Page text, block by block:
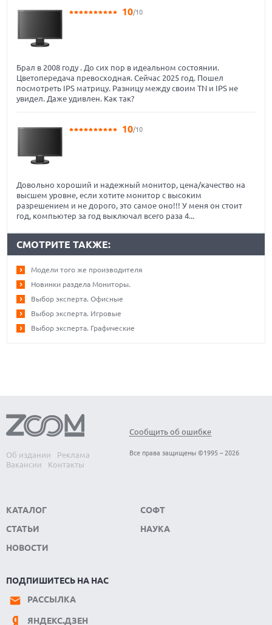
10/10
Брал в 2008 году . До сих пор в идеальном состоянии.
Цветопередача превосходная. Сейчас 2025 год. Пошел
посмотреть IPS матрицу. Разницу между своим TN и IPS не
увидел. Даже удивлен. Как так?
10/10
Довольно хороший и надежный монитор, цена/качество на
высшем уровне, если хотите монитор с высоким
разрешением и не дорого, это самое оно!!! У меня он стоит
год, компьютер за год выключал всего раза 4...
СМОТРИТЕ ТАКЖЕ:
Модели того же производителя
Новинки раздела Мониторы.
Выбор эксперта. Офисные
Выбор эксперта. Игровые
Выбор эксперта. Графические
Об издании
Реклама
Вакансии
Контакты
Сообщить об ошибке
Все права защищены ©1995 – 2026
КАТАЛОГ
СТАТЬИ
НОВОСТИ
СОФТ
НАУКА
ПОДПИШИТЕСЬ НА НАС
РАССЫЛКА
ЯНДЕКС.ДЗЕН